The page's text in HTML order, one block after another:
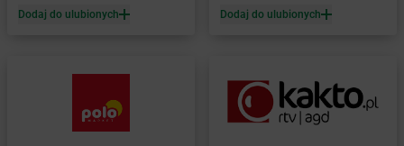
Żabka Bartąg
Barwałd Średni
Bażanowice
Dodaj do ulubionych Dodaj do ulubionych